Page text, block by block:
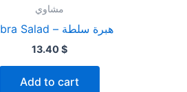
مشاوي
Habra Salad – هبرة سلطة
13.40$
Add to cart